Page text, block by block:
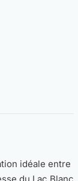
idéale entre